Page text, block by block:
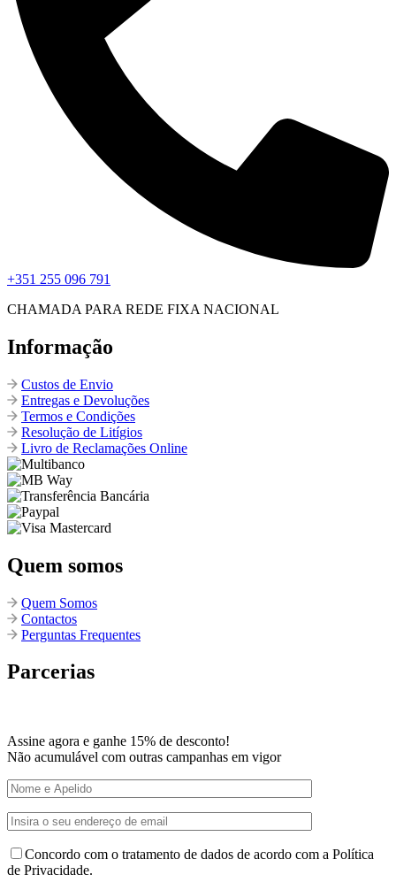
+351 255 096 791
CHAMADA PARA REDE FIXA NACIONAL
Informação
Custos de Envio
Entregas e Devoluções
Termos e Condições
Resolução de Litígios
Livro de Reclamações Online
Quem somos
Quem Somos
Contactos
Perguntas Frequentes
Parcerias
Assine agora e ganhe 15% de desconto!
Não acumulável com outras campanhas em vigor
Concordo com o tratamento de dados de acordo com a Política
de Privacidade.